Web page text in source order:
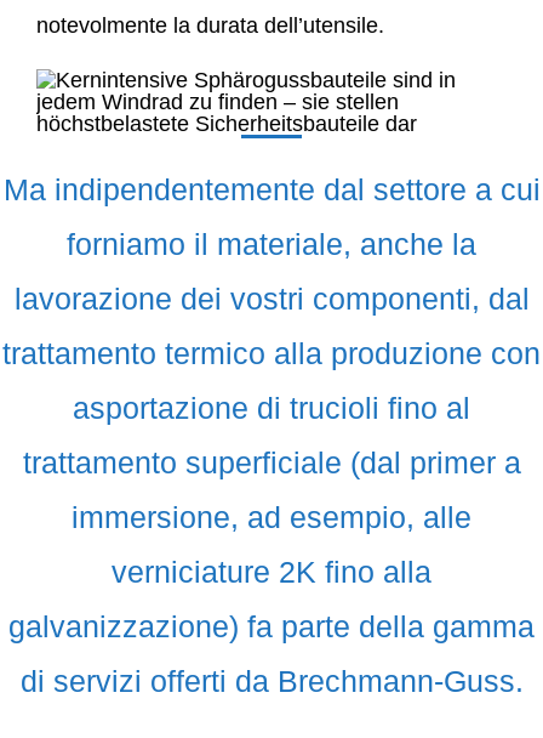
notevolmente la durata dell’utensile.
Ma indipendentemente dal settore a cui
forniamo il materiale, anche la
lavorazione dei vostri componenti, dal
trattamento termico alla produzione con
asportazione di trucioli fino al
trattamento superficiale (dal primer a
immersione, ad esempio, alle
verniciature 2K fino alla
galvanizzazione) fa parte della gamma
di servizi offerti da Brechmann-Guss.